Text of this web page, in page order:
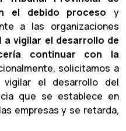
el debido proceso y
a las organizaciones
a vigilar el desarrollo de
continuar con la
solicitamos a
vigilar el desarrollo del
que se establece en
empresas y se retarda,